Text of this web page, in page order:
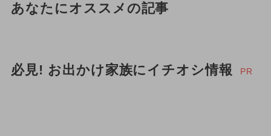
あなたにオススメの記事
必見! お出かけ家族にイチオシ情報 PR